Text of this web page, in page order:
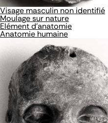
Visage masculin non identifié
Moulage sur nature
Elément d'anatomie
Anatomie humaine